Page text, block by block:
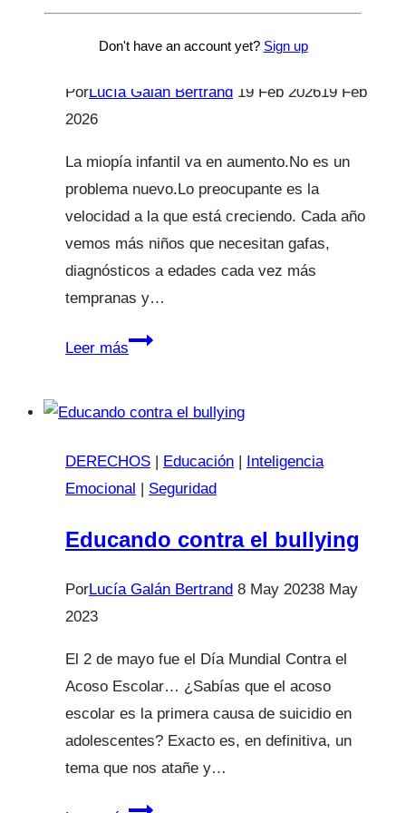
Miopía infantil
PorLucía Galán Bertrand 19 Feb 202619 Feb
2026
La miopía infantil va en aumento.No es un
problema nuevo.Lo preocupante es la
velocidad a la que está creciendo. Cada año
vemos más niños que necesitan gafas,
diagnósticos a edades cada vez más
tempranas y…
Leer másMiopía
DERECHOS Educación
Inteligencia
Emocional
Seguridad
Educando contra el bullying
PorLucía Galán Bertrand 8 May 20238 May
2023
El 2 de mayo fue el Día Mundial Contra el
Acoso Escolar… ¿Sabías que el acoso
escolar es la primera causa de suicidio en
adolescentes? Exacto es, en definitiva, un
tema que nos atañe y…
Don't have an account yet? Sign up